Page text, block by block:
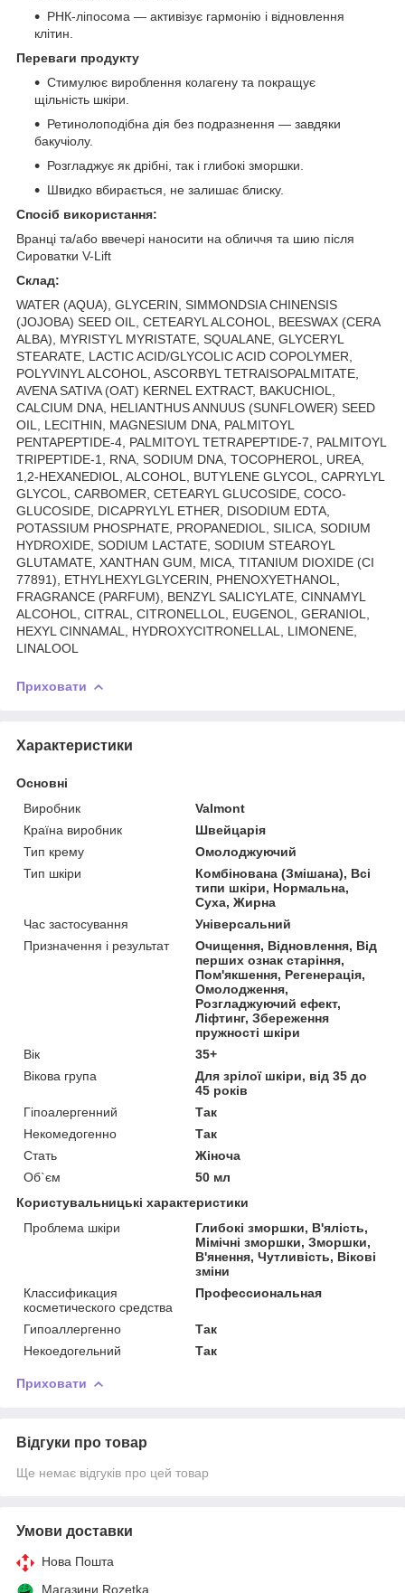
РНК-ліпосома — активізує гармонію і відновлення
клітин.
Переваги продукту
Стимулює вироблення колагену та покращує
щільність шкіри.
Ретинолоподібна дія без подразнення — завдяки
бакучіолу.
Розгладжує як дрібні, так і глибокі зморшки.
Швидко вбирається, не залишає блиску.
Спосіб використання:
Вранці та/або ввечері наносити на обличчя та шию після
Сироватки V-Lift
Склад:
WATER (AQUA), GLYCERIN, SIMMONDSIA CHINENSIS
(JOJOBA) SEED OIL, CETEARYL ALCOHOL, BEESWAX (CERA
ALBA), MYRISTYL MYRISTATE, SQUALANE, GLYCERYL
STEARATE, LACTIC ACID/GLYCOLIC ACID COPOLYMER,
POLYVINYL ALCOHOL, ASCORBYL TETRAISOPALMITATE,
AVENA SATIVA (OAT) KERNEL EXTRACT, BAKUCHIOL,
CALCIUM DNA, HELIANTHUS ANNUUS (SUNFLOWER) SEED
OIL, LECITHIN, MAGNESIUM DNA, PALMITOYL
PENTAPEPTIDE-4, PALMITOYL TETRAPEPTIDE-7, PALMITOYL
TRIPEPTIDE-1, RNA, SODIUM DNA, TOCOPHEROL, UREA,
1,2-HEXANEDIOL, ALCOHOL, BUTYLENE GLYCOL, CAPRYLYL
GLYCOL, CARBOMER, CETEARYL GLUCOSIDE, COCO-
GLUCOSIDE, DICAPRYLYL ETHER, DISODIUM EDTA,
POTASSIUM PHOSPHATE, PROPANEDIOL, SILICA, SODIUM
HYDROXIDE, SODIUM LACTATE, SODIUM STEAROYL
GLUTAMATE, XANTHAN GUM, MICA, TITANIUM DIOXIDE (CI
77891), ETHYLHEXYLGLYCERIN, PHENOXYETHANOL,
FRAGRANCE (PARFUM), BENZYL SALICYLATE, CINNAMYL
ALCOHOL, CITRAL, CITRONELLOL, EUGENOL, GERANIOL,
HEXYL CINNAMAL, HYDROXYCITRONELLAL, LIMONENE,
LINALOOL
Приховати
Характеристики
Основні
Виробник
Valmont
Країна виробник
Швейцарія
Тип крему
Омолоджуючий
Тип шкіри
Комбінована (Змішана), Всі
типи шкіри, Нормальна,
Суха, Жирна
Час застосування
Універсальний
Призначення і результат
Очищення, Відновлення, Від
перших ознак старіння,
Пом'якшення, Регенерація,
Омолодження,
Розгладжуючий ефект,
Ліфтинг, Збереження
пружності шкіри
Вік
35+
Вікова група
Для зрілої шкіри, від 35 до
45 років
Гіпоалергенний
Так
Некомедогенно
Так
Стать
Жіноча
Об`єм
50 мл
Користувальницькі характеристики
Проблема шкіри
Глибокі зморшки, В'ялість,
Мімічні зморшки, Зморшки,
В'янення, Чутливість, Вікові
зміни
Классификация
косметического средства
Профессиональная
Гипоаллергенно
Так
Некоедогельний
Так
Приховати
Відгуки про товар
Ще немає відгуків про цей товар
Умови доставки
Нова Пошта
Магазини Rozetka